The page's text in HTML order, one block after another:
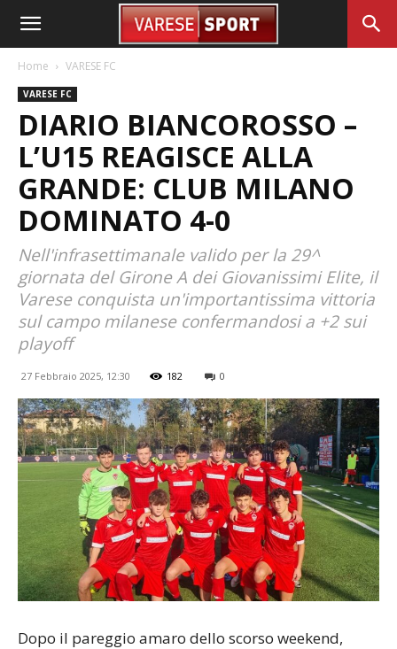
Home VARESE FC
VARESE FC
DIARIO BIANCOROSSO –
L’U15 REAGISCE ALLA
GRANDE: CLUB MILANO
DOMINATO 4-0
Nell'infrasettimanale valido per la 29^
giornata del Girone A dei Giovanissimi Elite, il
Varese conquista un'importantissima vittoria
sul campo milanese confermandosi a +2 sui
playoff
27 Febbraio 2025, 12:30 182 0
Dopo il pareggio amaro dello scorso weekend,